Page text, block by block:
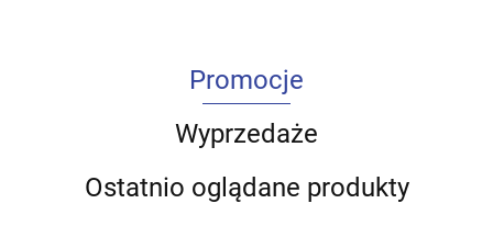
Promocje
Wyprzedaże
Ostatnio oglądane produkty